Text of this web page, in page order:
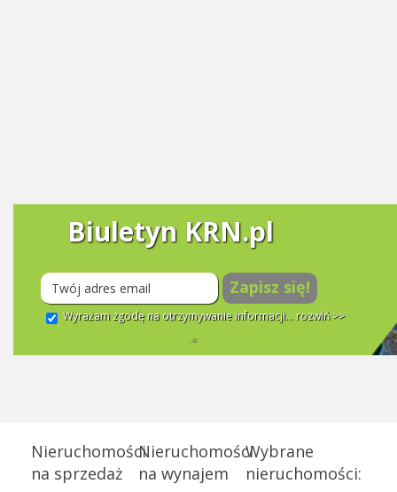
Biuletyn KRN.pl
Zapisz się!
Wyrażam zgodę na otrzymywanie informacji... rozwiń >>
Nieruchomości
na sprzedaż
Nieruchomości
na wynajem
Wybrane
nieruchomości: